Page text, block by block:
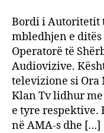
Bordi i Autoritetit
mbledhjen e ditës
Operatorë të
Audiovizive.
televizione si Ora
Klan Tv lidhur
e tyre respektive.
në AMA-s dhe […]